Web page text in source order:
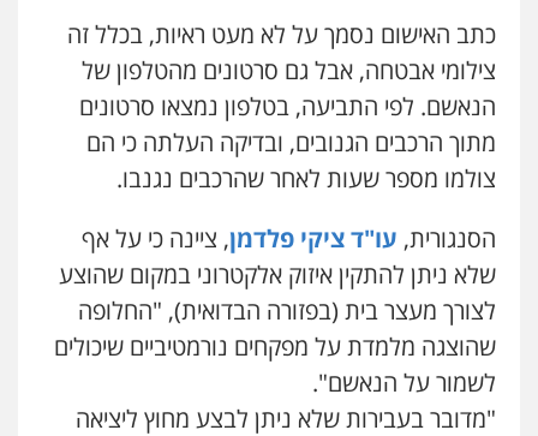
עו"ד אלון קריטי
אלימות מעצרים
0525544654
עו"ד זוהר ארבל
קטינים
0538788878
כתב האישום נסמך על לא מעט ראיות, בכלל זה
צילומי אבטחה, אבל גם סרטונים מהטלפון של
הנאשם. לפי התביעה, בטלפון נמצאו סרטונים
מתוך הרכבים הגנובים, ובדיקה העלתה כי הם
צולמו מספר שעות לאחר שהרכבים נגנבו.
הסנגורית, עו"ד ציקי פלדמן, ציינה כי על אף
שלא ניתן להתקין איזוק אלקטרוני במקום שהוצע
לצורך מעצר בית (בפזורה הבדואית), "החלופה
שהוצגה מלמדת על מפקחים נורמטיביים שיכולים
לשמור על הנאשם".
"מדובר בעבירות שלא ניתן לבצע מחוץ ליציאה
פלילי תעבורה עורכי דין לענייני אסירים
משפחה נוער
0505417090
שני אלגרבלי – משרד עורכי דין
פלילי עורכי דין לענייני אסירים
0507120031